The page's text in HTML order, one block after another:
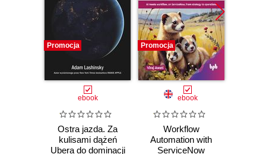
Promocja
ebook
Ostra jazda. Za
kulisami dążeń
Ubera do dominacji
Promocja
ebook
Workflow
Automation with
ServiceNow